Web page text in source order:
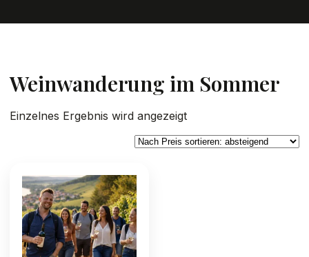
Weinwanderung im Sommer
Einzelnes Ergebnis wird angezeigt